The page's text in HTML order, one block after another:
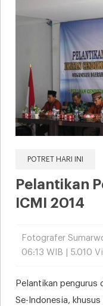
POTRET HARI INI
Pelantikan
ICMI 2014
Fotografer
06:13 WIB | 5.010
Pelantikan pengurus
Se-Indonesia,